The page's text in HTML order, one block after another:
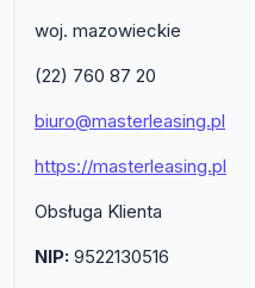
woj. mazowieckie
(22) 760 87 20
biuro@masterleasing.pl
https://masterleasing.pl
Obsługa Klienta
NIP: 9522130516